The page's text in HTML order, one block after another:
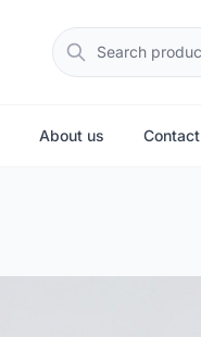
About us Contact